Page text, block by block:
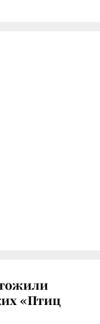
«Птиц